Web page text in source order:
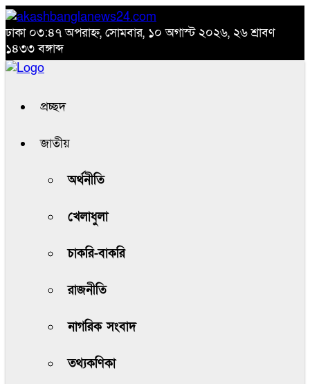
ঢাকা ০৩:৪৭ অপরাহ্ন, সোমবার, ১০ অগাস্ট ২০২৬, ২৬ শ্রাবণ
১৪৩৩ বঙ্গাব্দ
প্রচ্ছদ
জাতীয়
অর্থনীতি
খেলাধুলা
চাকরি-বাকরি
রাজনীতি
নাগরিক সংবাদ
তথ্যকণিকা